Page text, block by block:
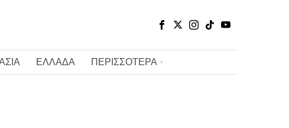
ΕΛΛΑΔΑ ΠΕΡΙΣΣΟΤΕΡΑ